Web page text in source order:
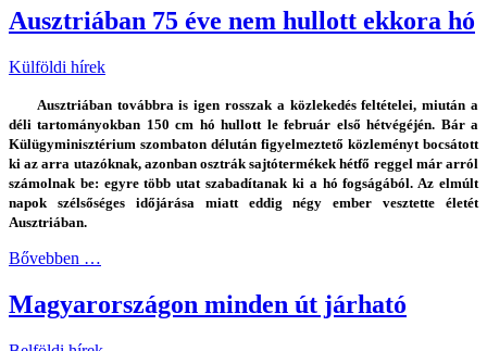
Ausztriában 75 éve nem hullott ekkora hó
Külföldi hírek
Ausztriában továbbra is igen rosszak a közlekedés feltételei, miután a
déli tartományokban 150 cm hó hullott le február első hétvégéjén. Bár a
Külügyminisztérium szombaton délután figyelmeztető közleményt bocsátott
ki az arra utazóknak, azonban osztrák sajtótermékek hétfő reggel már arról
számolnak be: egyre több utat szabadítanak ki a hó fogságából. Az elmúlt
napok szélsőséges időjárása miatt eddig négy ember vesztette életét
Ausztriában.
Bővebben …
Magyarországon minden út járható